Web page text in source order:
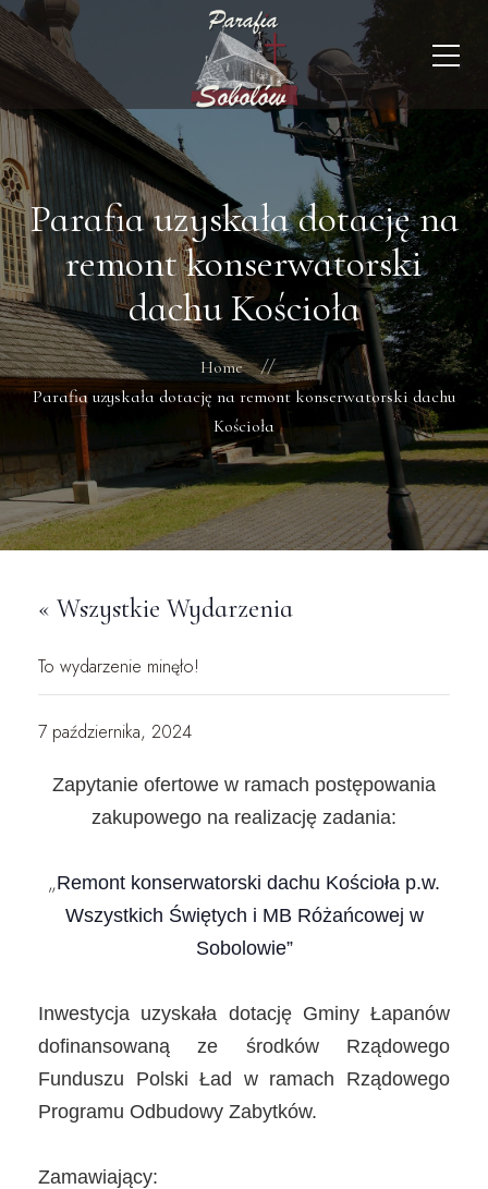
Parafia uzyskała dotację na
remont konserwatorski
dachu Kościoła
Home
Parafia uzyskała dotację na remont konserwatorski dachu
Kościoła
« Wszystkie Wydarzenia
To wydarzenie minęło!
7 października, 2024
Zapytanie ofertowe w ramach postępowania
zakupowego na realizację zadania:
„Remont konserwatorski dachu Kościoła p.w.
Wszystkich Świętych i MB Różańcowej w
Sobolowie”
Inwestycja uzyskała dotację Gminy Łapanów
dofinansowaną ze środków Rządowego
Funduszu Polski Ład w ramach Rządowego
Programu Odbudowy Zabytków.
Zamawiający: